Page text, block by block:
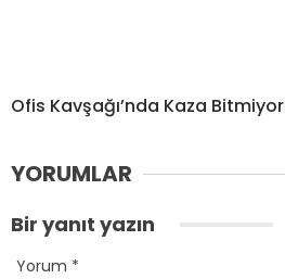
Ofis Kavşağı’nda Kaza
YORUMLAR
Bir yanıt yazın
Yorum *